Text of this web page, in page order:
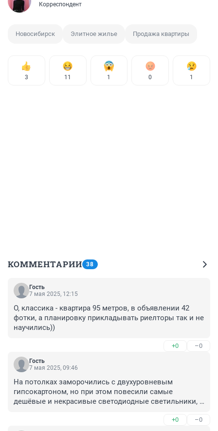
Корреспондент
Новосибирск Элитное жилье Продажа квартиры
3 11 1 0 1
КОММЕНТАРИИ 38
Гость
7 мая 2025, 12:15
О, классика - квартира 95 метров, в объявлении 42
фотки, а планировку прикладывать риелторы так и не
научились))
+0 –0
Гость
7 мая 2025, 09:46
На потолках заморочились с двухуровневым
гипсокартоном, но при этом повесили самые
дешёвые и некрасивые светодиодные светильники,
подсветка, трековые системы, настенные бра?
+0 –0